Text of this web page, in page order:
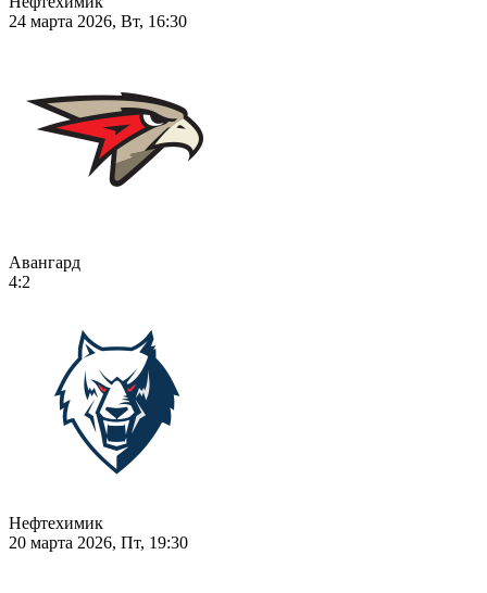
24 марта 2026, Вт, 16:30
Авангард
4:2
Нефтехимик
20 марта 2026, Пт, 19:30